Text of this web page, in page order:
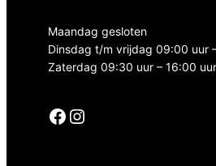
Maandag gesloten
Dinsdag t/m vrijdag 09:00 uur
Zaterdag 09:30 uur – 16:00 uur
Facebook Instagram